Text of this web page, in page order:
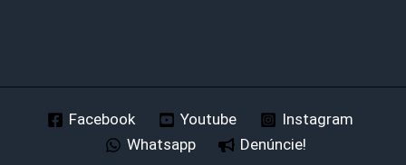
Facebook Youtube
Instagram
Whatsapp
Denúncie!